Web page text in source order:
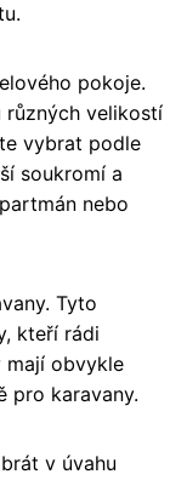
pokoje.
různých velikostí
vybrat podle
soukromí a
nebo
Tyto
kteří rádi
mají obvykle
pro karavany.
v úvahu